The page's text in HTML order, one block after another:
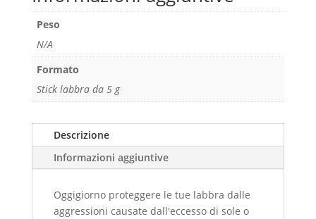
Vera
biologica,
per
prenderti
cura
delle
tue
labbra.
quantità
Peso
N/A
Formato
Stick labbra da 5 g
Descrizione
Informazioni aggiuntive
Oggigiorno proteggere le tue labbra dalle
aggressioni causate dall'eccesso di sole o